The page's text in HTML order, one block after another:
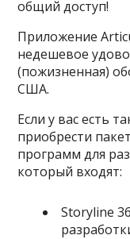
общий доступ!
Приложение
недешевое
(пожизненная)
США.
Если у вас есть
приобрести
программ для
который входят:
Storyline